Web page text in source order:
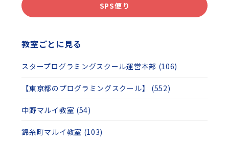
SPS便り
教室ごとに見る
スタープログラミングスクール運営本部 (106)
【東京都のプログラミングスクール】 (552)
中野マルイ教室 (54)
錦糸町マルイ教室 (103)